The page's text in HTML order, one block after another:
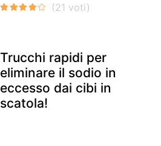
Trucchi rapidi per
eliminare il sodio in
eccesso dai cibi in
scatola!